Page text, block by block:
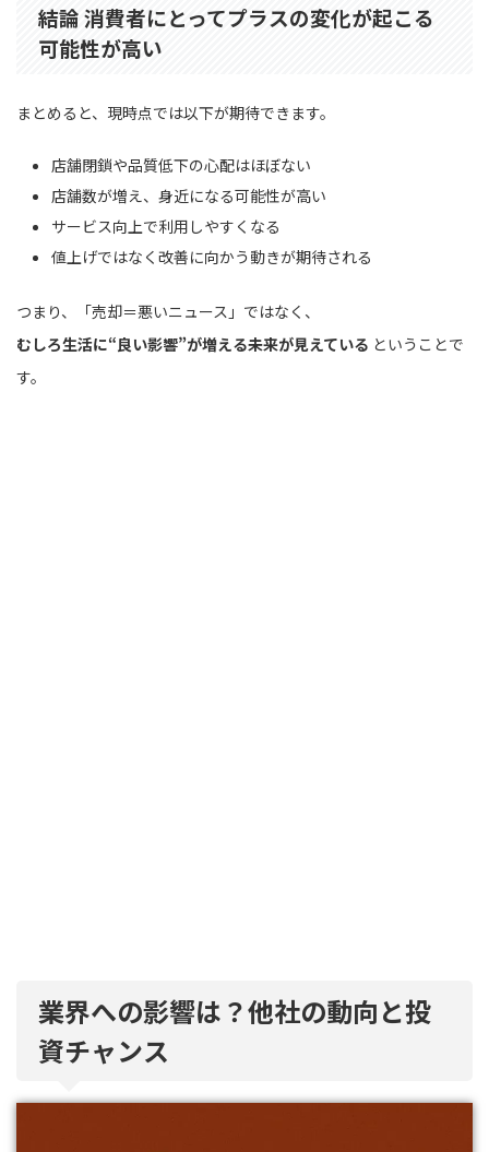
結論 消費者にとってプラスの変化が起こる
可能性が高い
まとめると、現時点では以下が期待できます。
店舗閉鎖や品質低下の心配はほぼない
店舗数が増え、身近になる可能性が高い
サービス向上で利用しやすくなる
値上げではなく改善に向かう動きが期待される
つまり、「売却＝悪いニュース」ではなく、
むしろ生活に“良い影響”が増える未来が見えている ということで
す。
業界への影響は？他社の動向と投
資チャンス